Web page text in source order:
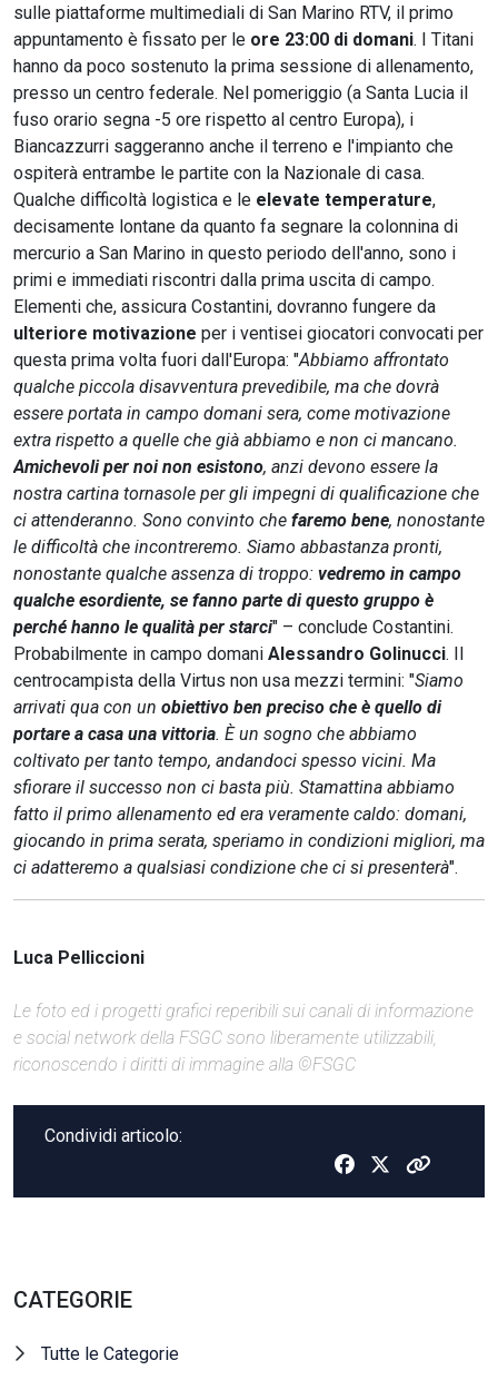
sulle piattaforme multimediali di San Marino RTV, il primo
appuntamento è fissato per le ore 23:00 di domani. I Titani
hanno da poco sostenuto la prima sessione di allenamento,
presso un centro federale. Nel pomeriggio (a Santa Lucia il
fuso orario segna -5 ore rispetto al centro Europa), i
Biancazzurri saggeranno anche il terreno e l'impianto che
ospiterà entrambe le partite con la Nazionale di casa.
Qualche difficoltà logistica e le elevate temperature,
decisamente lontane da quanto fa segnare la colonnina di
mercurio a San Marino in questo periodo dell'anno, sono i
primi e immediati riscontri dalla prima uscita di campo.
Elementi che, assicura Costantini, dovranno fungere da
ulteriore motivazione per i ventisei giocatori convocati per
questa prima volta fuori dall'Europa: "Abbiamo affrontato
qualche piccola disavventura prevedibile, ma che dovrà
essere portata in campo domani sera, come motivazione
extra rispetto a quelle che già abbiamo e non ci mancano.
Amichevoli per noi non esistono, anzi devono essere la
nostra cartina tornasole per gli impegni di qualificazione che
ci attenderanno. Sono convinto che faremo bene, nonostante
le difficoltà che incontreremo. Siamo abbastanza pronti,
nonostante qualche assenza di troppo: vedremo in campo
qualche esordiente, se fanno parte di questo gruppo è
perché hanno le qualità per starci" – conclude Costantini.
Probabilmente in campo domani Alessandro Golinucci. Il
centrocampista della Virtus non usa mezzi termini: "Siamo
arrivati qua con un obiettivo ben preciso che è quello di
portare a casa una vittoria. È un sogno che abbiamo
coltivato per tanto tempo, andandoci spesso vicini. Ma
sfiorare il successo non ci basta più. Stamattina abbiamo
fatto il primo allenamento ed era veramente caldo: domani,
giocando in prima serata, speriamo in condizioni migliori, ma
ci adatteremo a qualsiasi condizione che ci si presenterà".
Luca Pelliccioni
Le foto ed i progetti grafici reperibili sui canali di informazione
e social network della FSGC sono liberamente utilizzabili,
riconoscendo i diritti di immagine alla ©FSGC
Condividi articolo:
CATEGORIE
Tutte le Categorie